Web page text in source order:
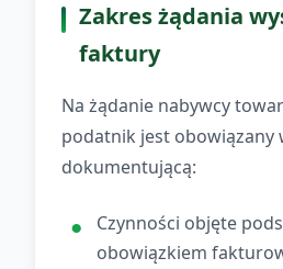
Zakres żądania
faktury
Na żądanie nabywcy
podatnik jest obowiązany
dokumentującą:
Czynności objęte
obowiązkiem